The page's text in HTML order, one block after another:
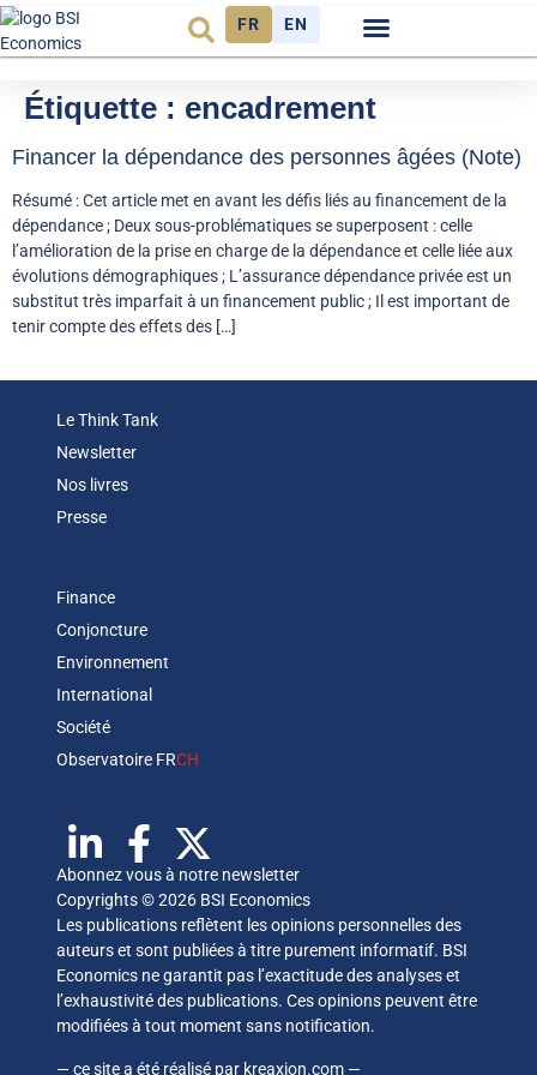
FR EN
Étiquette : encadrement
Financer la dépendance des personnes âgées (Note)
Résumé : Cet article met en avant les défis liés au financement de la
dépendance ; Deux sous-problématiques se superposent : celle
l’amélioration de la prise en charge de la dépendance et celle liée aux
évolutions démographiques ; L’assurance dépendance privée est un
substitut très imparfait à un financement public ; Il est important de
tenir compte des effets des […]
Le Think Tank
Newsletter
Nos livres
Presse
Finance
Conjoncture
Environnement
International
Société
Observatoire FRCH
Abonnez vous à notre newsletter
Copyrights © 2026 BSI Economics
Les publications reflètent les opinions personnelles des
auteurs et sont publiées à titre purement informatif. BSI
Economics ne garantit pas l’exactitude des analyses et
l’exhaustivité des publications. Ces opinions peuvent être
modifiées à tout moment sans notification.
— ce site a été réalisé par kreaxion.com —